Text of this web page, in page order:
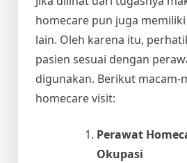
homecare pun juga
lain. Oleh karena itu,
pasien sesuai dengan
digunakan. Berikut macam-
homecare visit:
Perawat
Okupasi